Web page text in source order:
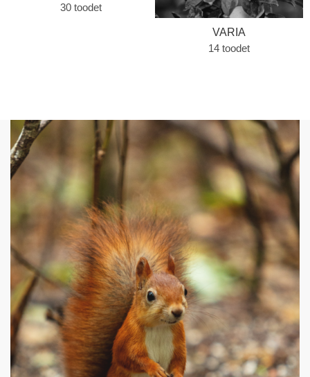
30 toodet
VARIA
14 toodet